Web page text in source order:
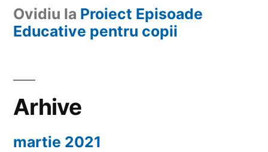
Ovidiu la Proiect Episoade
Educative pentru copii
Arhive
martie 2021